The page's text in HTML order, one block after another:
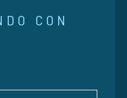
CON